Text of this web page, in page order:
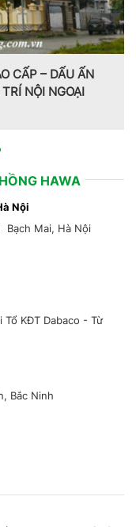
CẤP – DẤU ẤN
NỘI NGOẠI
HAWA
Nội
Bạch Mai, Hà Nội
KĐT Dabaco - Từ
Bắc Ninh